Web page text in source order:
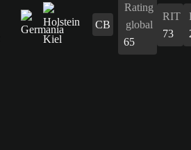
CB
Rating
global
65
RIT
73